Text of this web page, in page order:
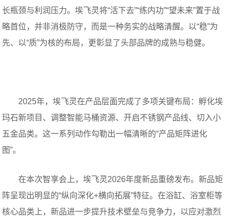
长瓶颈与利润压力。埃飞灵将“活下去”“练内功”“望未来”置于战
略首位，并非消极防守，而是一种务实的战略清醒。以“稳”为
先、以“质”为核的布局，更彰显了头部品牌的成熟与稳健。
2025年，埃飞灵在产品层面完成了多项关键布局：孵化埃
玛石新项目、调整智能马桶资源、开启不锈钢产品线、切入小
五金品类。这一系列动作勾勒出一幅清晰的“产品矩阵进化
图”。
在本次智享会上，埃飞灵2026年度新品重磅发布。新品矩
阵呈现出明显的“纵向深化+横向拓展”特征。在浴缸、浴室柜等
核心品类上，新品进一步提升技术壁垒与竞争力，以应对激烈